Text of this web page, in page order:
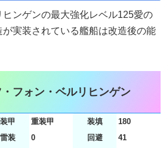
ンゲンの最大強化レベル125愛の
実装されている艦船は改造後の能
フォン・ベルリヒンゲン
装甲 重装甲 装填
180
雷装 0 回避
41